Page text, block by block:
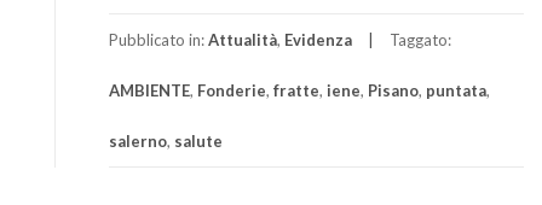
Pubblicato in:Attualità, Evidenza Taggato:
AMBIENTE, Fonderie, fratte, iene, Pisano, puntata,
salerno, salute